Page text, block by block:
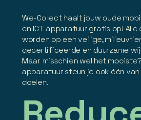
We-Collect haalt jouw oude
en ICT-apparatuur gratis op! Alle
worden op een veilige,
gecertificeerde en duurzame
Maar misschien wel het
apparatuur steun je ook één
doelen.